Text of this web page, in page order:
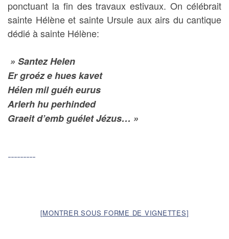
ponctuant la fin des travaux estivaux. On célébrait
sainte Hélène et sainte Ursule aux airs du cantique
dédié à sainte Hélène:
» Santez Helen
Er groéz e hues kavet
Hélen mil guéh eurus
Arlerh hu perhinded
Graeit d’emb guélet Jézus… »
[MONTRER SOUS FORME DE VIGNETTES]